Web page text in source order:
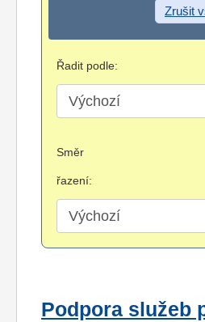
Zrušit
Řadit podle:
Směr
řazení:
Podpora služeb